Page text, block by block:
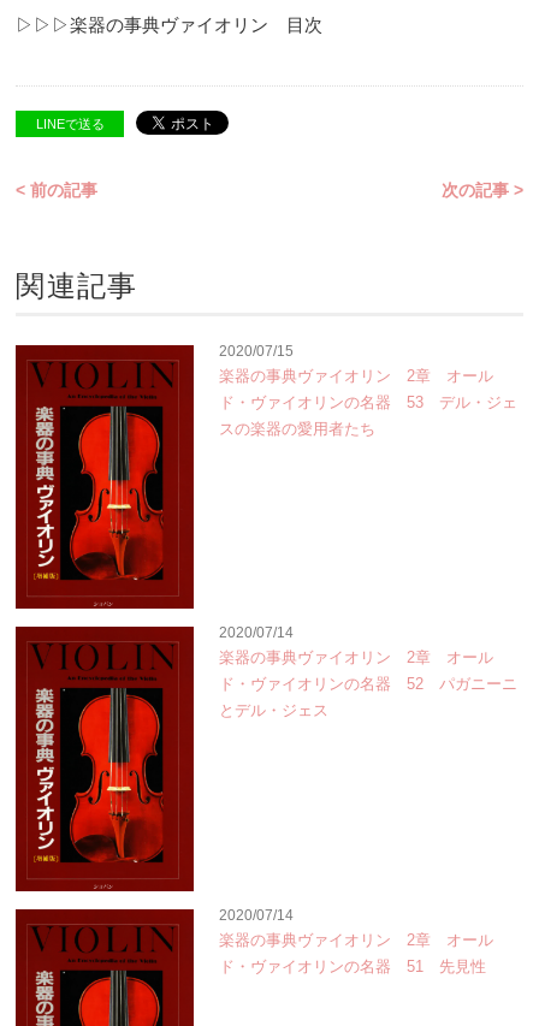
▷▷▷楽器の事典ヴァイオリン 目次
LINEで送る
< 前の記事 次の記事 >
関連記事
2020/07/15
楽器の事典ヴァイオリン 2章 オール
ド・ヴァイオリンの名器 53 デル・ジェ
スの楽器の愛用者たち
2020/07/14
楽器の事典ヴァイオリン 2章 オール
ド・ヴァイオリンの名器 52 パガニーニ
とデル・ジェス
2020/07/14
楽器の事典ヴァイオリン 2章 オール
ド・ヴァイオリンの名器 51 先見性